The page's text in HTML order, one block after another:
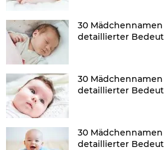
30
detaillierter
30
detaillierter
30
detaillierter